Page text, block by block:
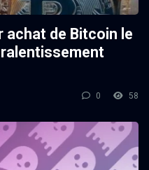
achat de Bitcoin le
0 58